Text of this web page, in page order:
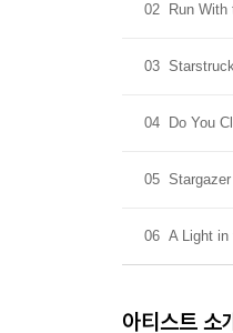
02 Run
03
04 Do You
05
06 A Light
아티스트 소